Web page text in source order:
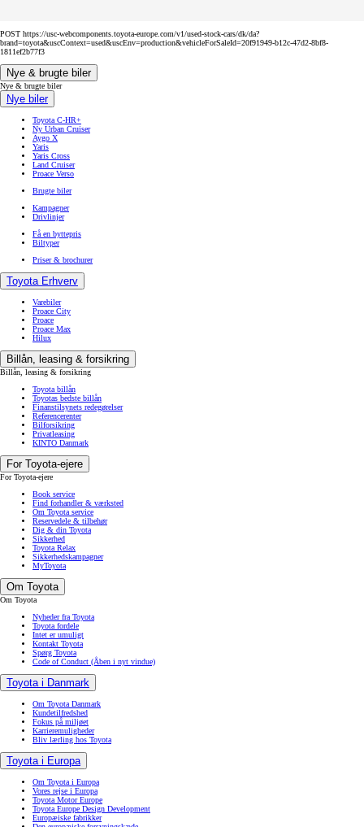
POST https://usc-webcomponents.toyota-europe.com/v1/used-stock-cars/dk/da?
brand=toyota&uscContext=used&uscEnv=production&vehicleForSaleId=20f91949-b12c-47d2-8bf8-
1811ef2b77f3
Nye & brugte biler
Nye & brugte biler
Nye biler
Toyota C-HR+
Ny Urban Cruiser
Aygo X
Yaris
Yaris Cross
Land Cruiser
Proace Verso
Brugte biler
Kampagner
Drivlinjer
Få en byttepris
Biltyper
Priser & brochurer
Toyota Erhverv
Varebiler
Proace City
Proace
Proace Max
Hilux
Billån, leasing & forsikring
Billån, leasing & forsikring
Toyota billån
Toyotas bedste billån
Finanstilsynets redegørelser
Referencerenter
Bilforsikring
Privatleasing
KINTO Danmark
For Toyota-ejere
For Toyota-ejere
Book service
Find forhandler & værksted
Om Toyota service
Reservedele & tilbehør
Dig & din Toyota
Sikkerhed
Toyota Relax
Sikkerhedskampagner
MyToyota
Om Toyota
Om Toyota
Nyheder fra Toyota
Toyota fordele
Intet er umuligt
Kontakt Toyota
Spørg Toyota
Code of Conduct (Åben i nyt vindue)
Toyota i Danmark
Om Toyota Danmark
Kundetilfredshed
Fokus på miljøet
Karrieremuligheder
Bliv lærling hos Toyota
Toyota i Europa
Om Toyota i Europa
Vores rejse i Europa
Toyota Motor Europe
Toyota Europe Design Development
Europæiske fabrikker